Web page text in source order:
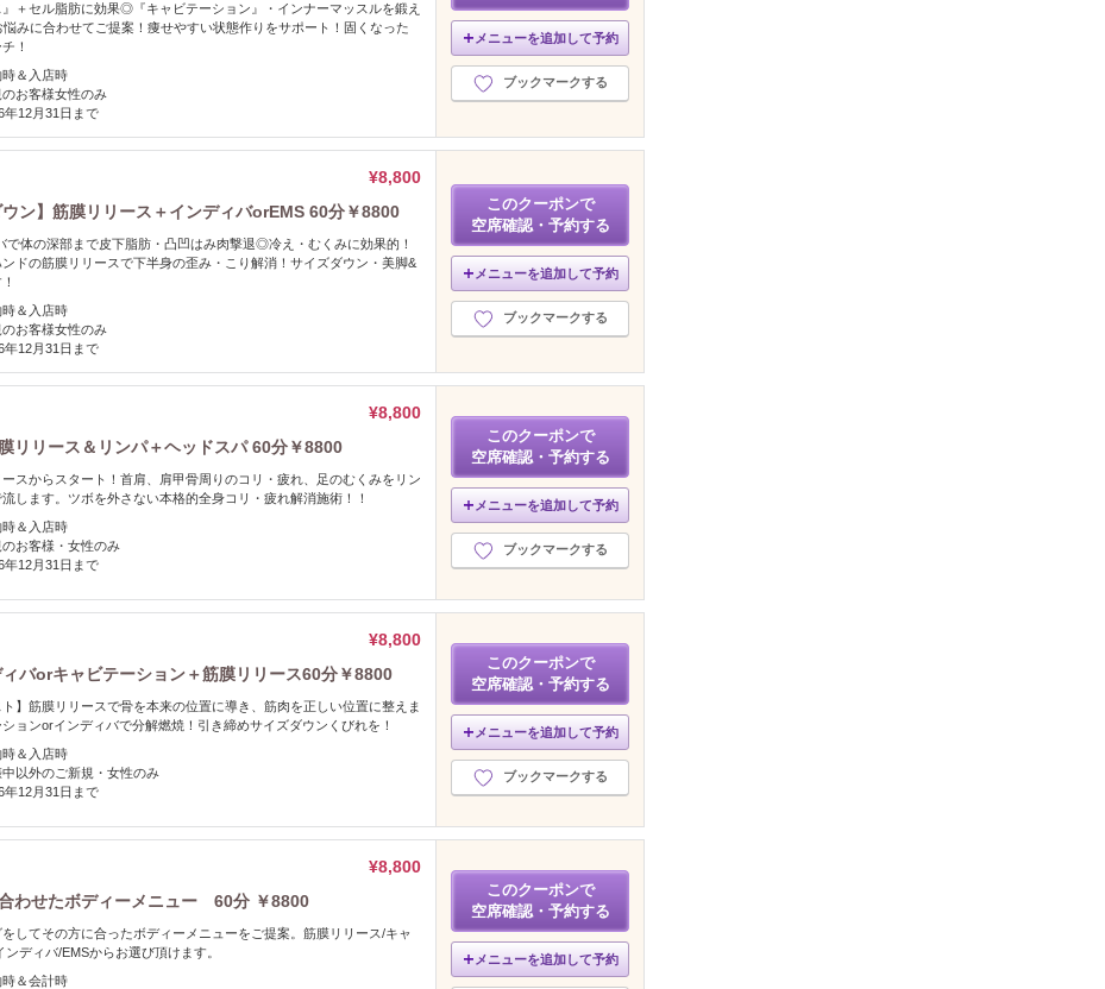
』＋セル脂肪に効果◎『キャビテーション』・インナーマッスルを鍛え
悩みに合わせてご提案！痩せやすい状態作りをサポート！固くなった
！
時＆入店時
のお客様女性のみ
年12月31日まで
メニューを追加して予約
ブックマークする
¥8,800
ウン】筋膜リリース＋インディバorEMS 60分￥8800
で体の深部まで皮下脂肪・凸凹はみ肉撃退◎冷え・むくみに効果的！
ドの筋膜リリースで下半身の歪み・こり解消！サイズダウン・美脚&
時＆入店時
のお客様女性のみ
年12月31日まで
このクーポンで
空席確認・予約する
メニューを追加して予約
ブックマークする
¥8,800
リリース＆リンパ＋ヘッドスパ 60分￥8800
スからスタート！首肩、肩甲骨周りのコリ・疲れ、足のむくみをリン
します。ツボを外さない本格的全身コリ・疲れ解消施術！！
時＆入店時
のお客様・女性のみ
年12月31日まで
このクーポンで
空席確認・予約する
メニューを追加して予約
ブックマークする
¥8,800
ィバorキャビテーション＋筋膜リリース60分￥8800
ト】筋膜リリースで骨を本来の位置に導き、筋肉を正しい位置に整えま
ョンorインディバで分解燃焼！引き締めサイズダウンくびれを！
時＆入店時
中以外のご新規・女性のみ
年12月31日まで
このクーポンで
空席確認・予約する
メニューを追加して予約
ブックマークする
¥8,800
合わせたボディーメニュー 60分 ￥8800
してその方に合ったボディーメニューをご提案。筋膜リリース/キャ
ンディバ/EMSからお選び頂けます。
時＆会計時
このクーポンで
空席確認・予約する
メニューを追加して予約